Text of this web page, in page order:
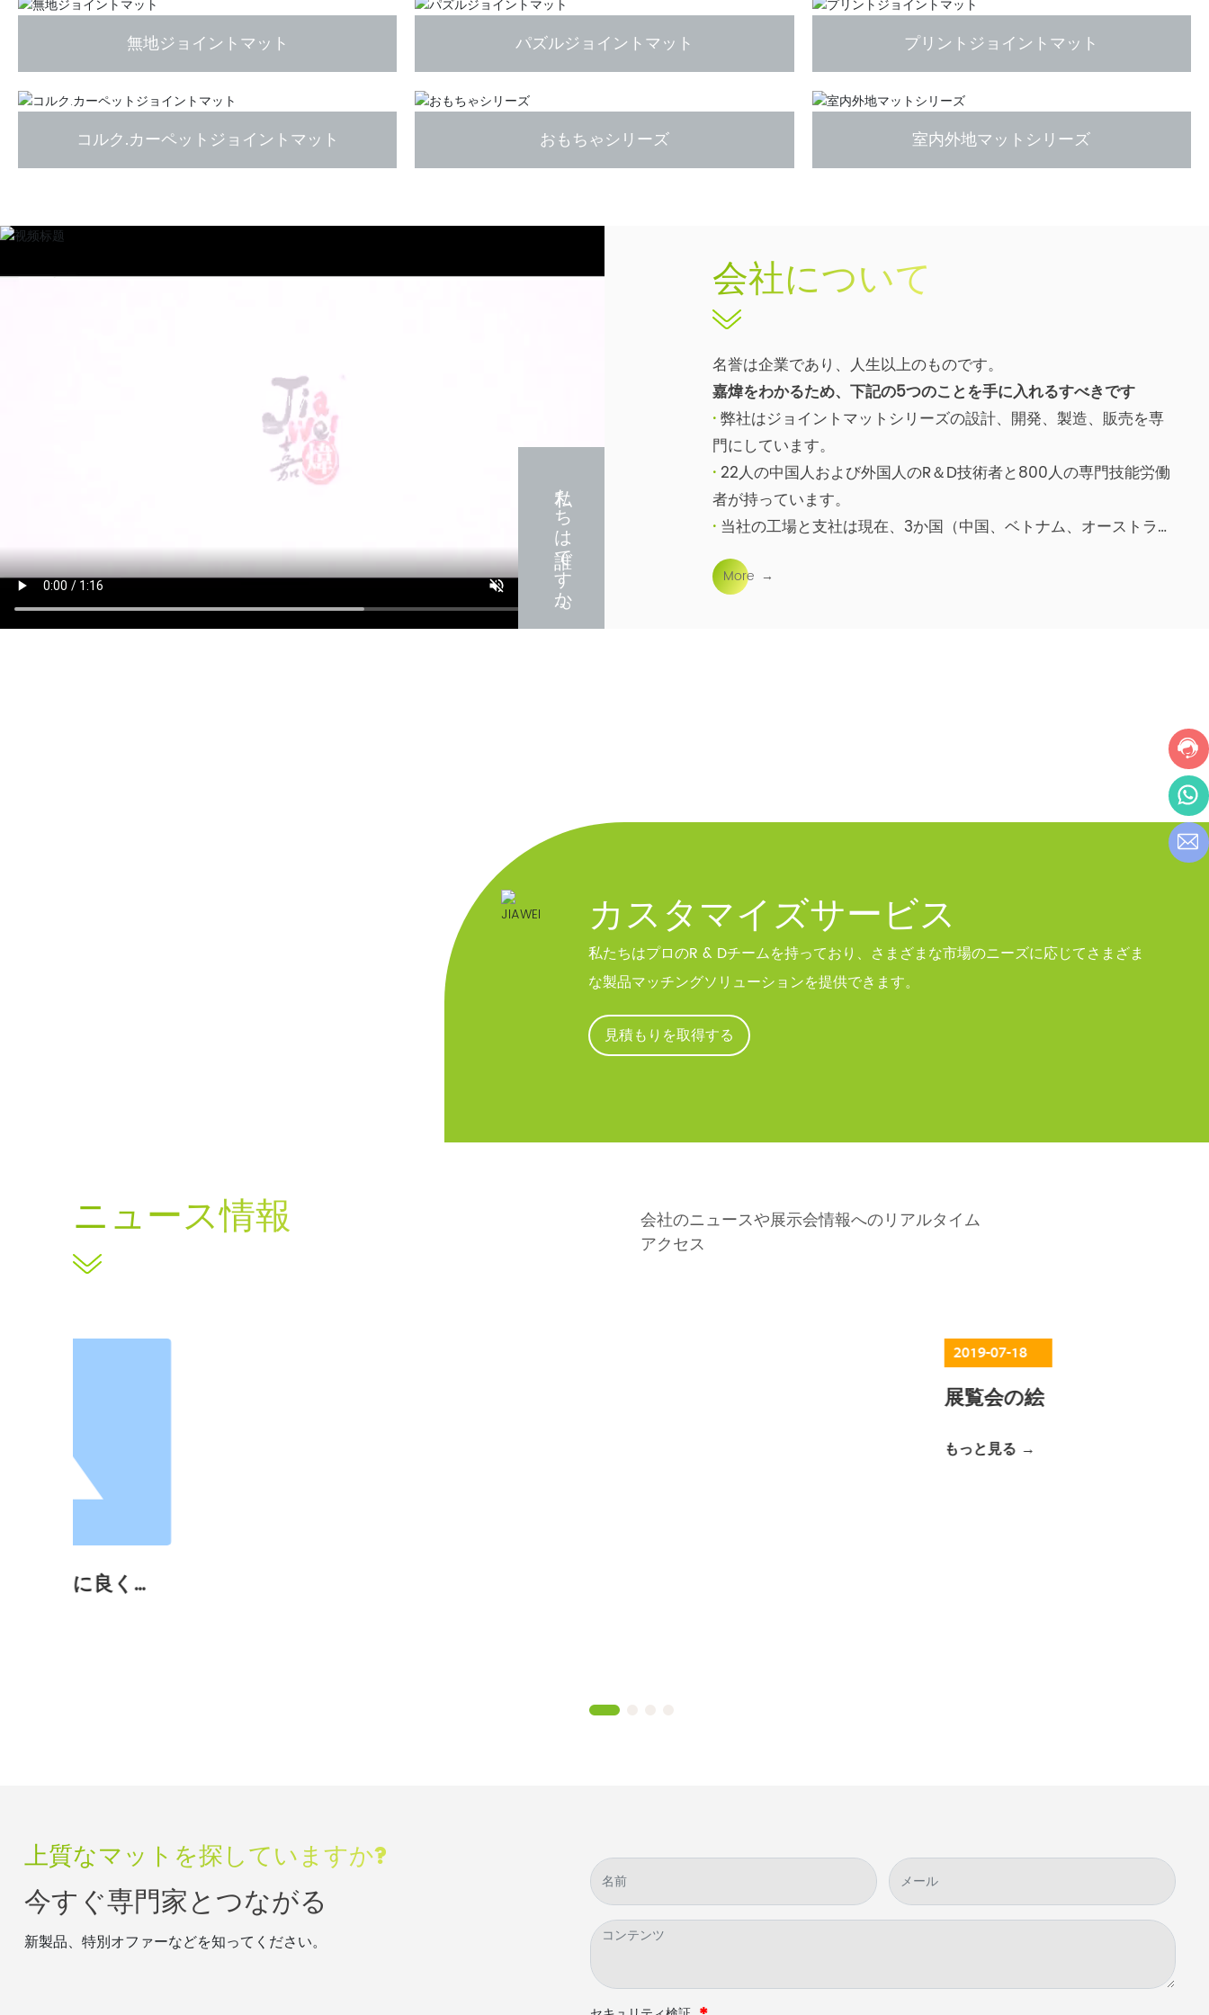
無地ジョイントマット パズルジョイントマット プリントジョイントマット
コルク.カーペットジョイントマット おもちゃシリーズ 室内外地マットシリーズ
私たちは誰ですか?
会社について
名誉は企業であり、人生以上のものです。
嘉煒をわかるため、下記の5つのことを手に入れるすべきです
·弊社はジョイントマットシリーズの設計、開発、製造、販売を専
門にしています。
· 22人の中国人および外国人のR＆D技術者と800人の専門技能労働
者が持っています。
· 当社の工場と支社は現在、3か国（中国、ベトナム、オーストラリ
ア）に拡大しています。
· ISO9001、中国3C、EU EN71、BSCIおよびその他の専門認定を取
More →
カスタマイズサービス
私たちはプロのR & Dチームを持っており、さまざまな市場のニーズに応じてさまざま
な製品マッチングソリューションを提供できます。
見積もりを取得する
ニュース情報
会社のニュースや展示会情報へのリアルタイム
アクセス
上質なマットを探していますか?
今すぐ専門家とつながる
新製品、特別オファーなどを知ってください。